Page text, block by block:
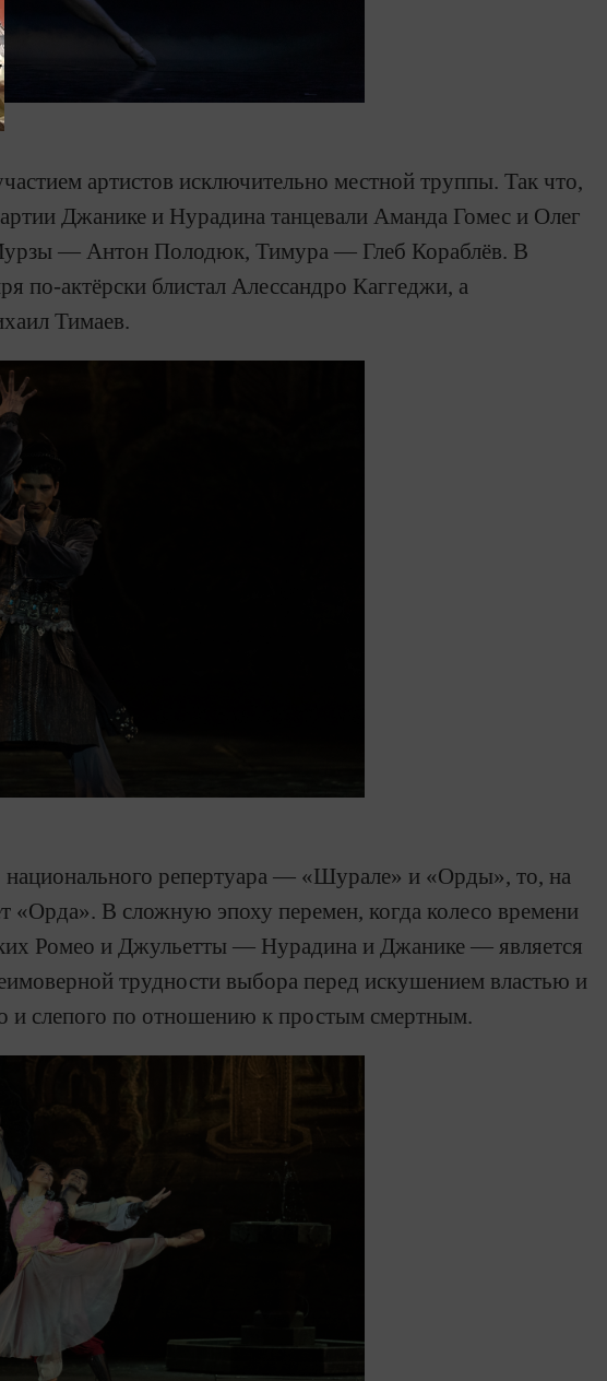
артистов исключительно местной труппы. Так что,
Джанике и Нурадина танцевали Аманда Гомес и Олег
— Антон Полодюк, Тимура — Глеб Кораблёв. В
по-актёрски блистал Алессандро Каггеджи, а
Тимаев.
национального репертуара — «Шурале» и «Орды», то, на
«Орда». В сложную эпоху перемен, когда колесо времени
Ромео и Джульетты — Нурадина и Джанике — является
трудности выбора перед искушением властью и
и слепого по отношению к простым смертным.